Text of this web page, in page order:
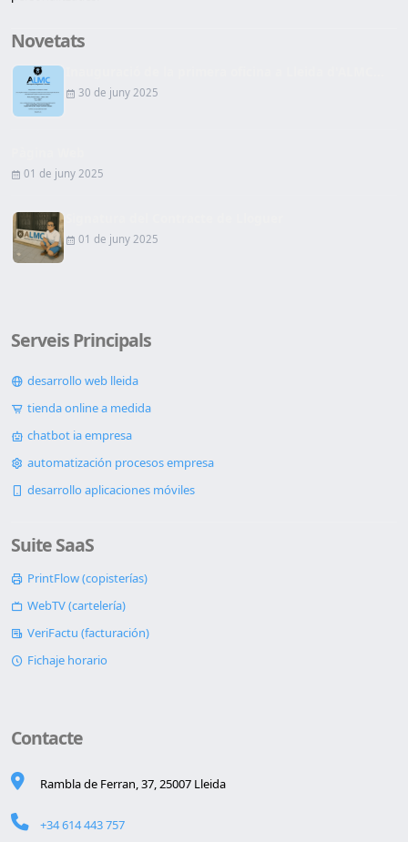
Novetats
30 de juny 2025
01 de juny 2025
01 de juny 2025
Serveis Principals
desarrollo web lleida
tienda online a medida
chatbot ia empresa
automatización procesos empresa
desarrollo aplicaciones móviles
Suite SaaS
PrintFlow (copisterías)
WebTV (cartelería)
VeriFactu (facturación)
Fichaje horario
Contacte
Rambla de Ferran, 37, 25007 Lleida
+34 614 443 757